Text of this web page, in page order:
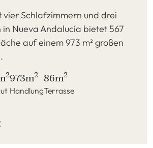
vier Schlafzimmern und drei
Nueva Andalucía bietet 567
auf einem 973 m² großen
2973m2
Handlung
86m2
Terrasse